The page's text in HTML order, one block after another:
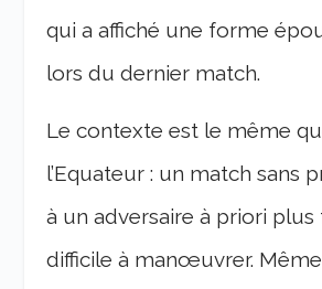
qui a affiché une forme
lors du dernier match.
Le contexte est le même
l’Equateur : un match sans
à un adversaire à priori plus
difficile à manœuvrer.